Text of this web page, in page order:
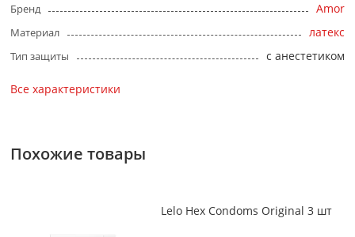
Бренд Amor
Материал латекс
Тип защиты с анестетиком
Все характеристики
Похожие товары
Lelo Hex Condoms Original 3 шт